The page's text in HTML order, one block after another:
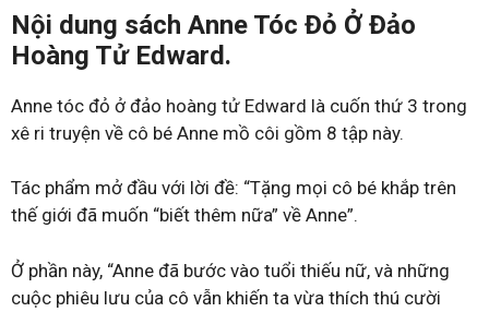
Nội dung sách Anne Tóc Đỏ Ở Đảo
Hoàng Tử Edward.
Anne tóc đỏ ở đảo hoàng tử Edward là cuốn thứ 3 trong
xê ri truyện về cô bé Anne mồ côi gồm 8 tập này.
Tác phẩm mở đầu với lời đề: “Tặng mọi cô bé khắp trên
thế giới đã muốn “biết thêm nữa” về Anne”.
Ở phần này, “Anne đã bước vào tuổi thiếu nữ, và những
cuộc phiêu lưu của cô vẫn khiến ta vừa thích thú cười